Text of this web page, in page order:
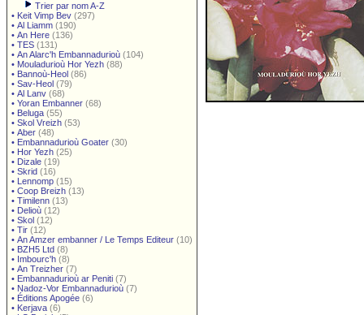
Trier par nom A-Z
• Keit Vimp Bev (297)
• Al Liamm (190)
• An Here (136)
• TES (131)
• An Alarc'h Embannadurioù (104)
• Mouladurioù Hor Yezh (88)
• Bannoù-Heol (86)
• Sav-Heol (79)
• Al Lanv (68)
• Yoran Embanner (68)
• Beluga (55)
• Skol Vreizh (53)
• Aber (48)
• Embannadurioù Goater (30)
• Hor Yezh (25)
• Dizale (19)
• Skrid (16)
• Lennomp (15)
• Coop Breizh (13)
• Timilenn (13)
• Delioù (12)
• Skol (12)
• Tir (12)
• An Amzer embanner / Le Temps Editeur (10)
• BZH5 Ltd (8)
• Imbourc'h (8)
• An Treizher (7)
• Embannadurioù ar Peniti (7)
• Nadoz-Vor Embannadurioù (7)
• Éditions Apogée (6)
• Kerjava (6)